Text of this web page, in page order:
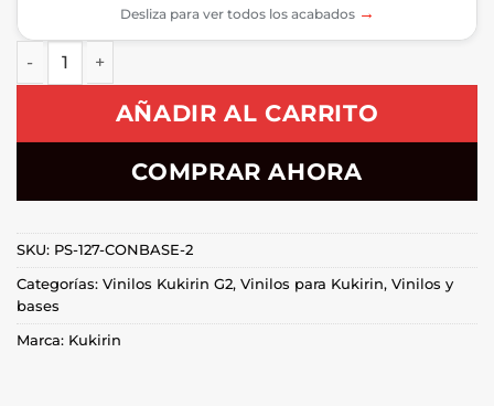
Desliza para ver todos los acabados →
Vinilo Kukirin G2 2025 Competition 2.0 BLACK Comp
AÑADIR AL CARRITO
COMPRAR AHORA
SKU: PS-127-CONBASE-2
Categorías: Vinilos Kukirin G2, Vinilos para Kukirin, Vinilos y
bases
Marca: Kukirin